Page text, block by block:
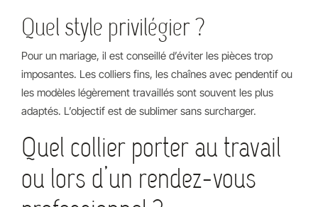
Quel style privilégier ?
Pour un mariage, il est conseillé d’éviter les pièces trop
imposantes. Les colliers fins, les chaînes avec pendentif ou
les modèles légèrement travaillés sont souvent les plus
adaptés. L’objectif est de sublimer sans surcharger.
Quel collier porter au travail
ou lors d’un rendez-vous